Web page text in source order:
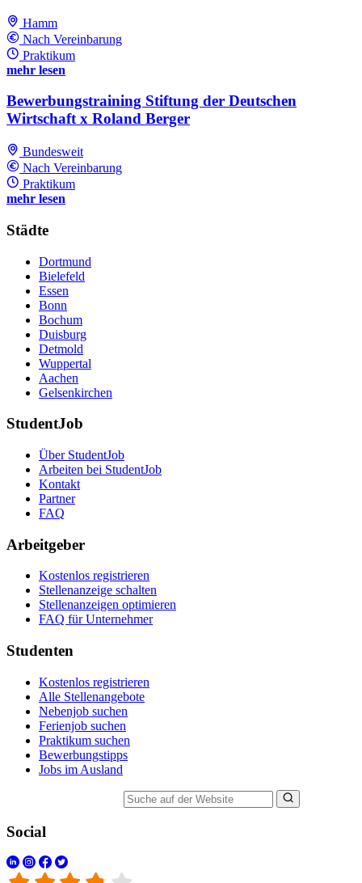
Hamm
Nach Vereinbarung
Praktikum
mehr lesen
Bewerbungstraining Stiftung der Deutschen
Wirtschaft x Roland Berger
Bundesweit
Nach Vereinbarung
Praktikum
mehr lesen
Städte
Dortmund
Bielefeld
Essen
Bonn
Bochum
Duisburg
Detmold
Wuppertal
Aachen
Gelsenkirchen
StudentJob
Über StudentJob
Arbeiten bei StudentJob
Kontakt
Partner
FAQ
Arbeitgeber
Kostenlos registrieren
Stellenanzeige schalten
Stellenanzeigen optimieren
FAQ für Unternehmer
Studenten
Kostenlos registrieren
Alle Stellenangebote
Nebenjob suchen
Ferienjob suchen
Praktikum suchen
Bewerbungstipps
Jobs im Ausland
Social